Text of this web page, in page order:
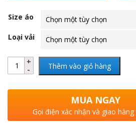
Size áo
Loại vải
Thêm vào giỏ hàng
MUA NGAY
Gọi điện xác nhận và giao